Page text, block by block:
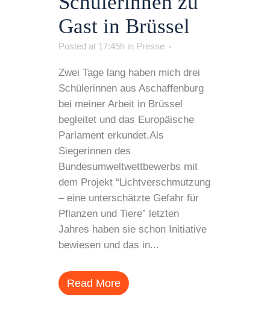
Gast in Brüssel
Posted at 17:45h in Presse
Zwei Tage lang haben mich drei
Schülerinnen aus Aschaffenburg
bei meiner Arbeit in Brüssel
begleitet und das Europäische
Parlament erkundet.Als
Siegerinnen des
Bundesumweltwettbewerbs mit
dem Projekt “Lichtverschmutzung
– eine unterschätzte Gefahr für
Pflanzen und Tiere” letzten
Jahres haben sie schon Initiative
bewiesen und das in...
Read More